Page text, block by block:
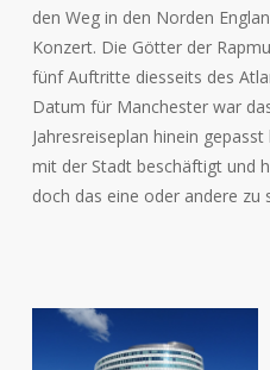
den Weg in den Norden
Konzert. Die Götter der
fünf Auftritte diesseits des
Datum für Manchester war
Jahresreiseplan hinein
mit der Stadt beschäftigt und
doch das eine oder andere zu